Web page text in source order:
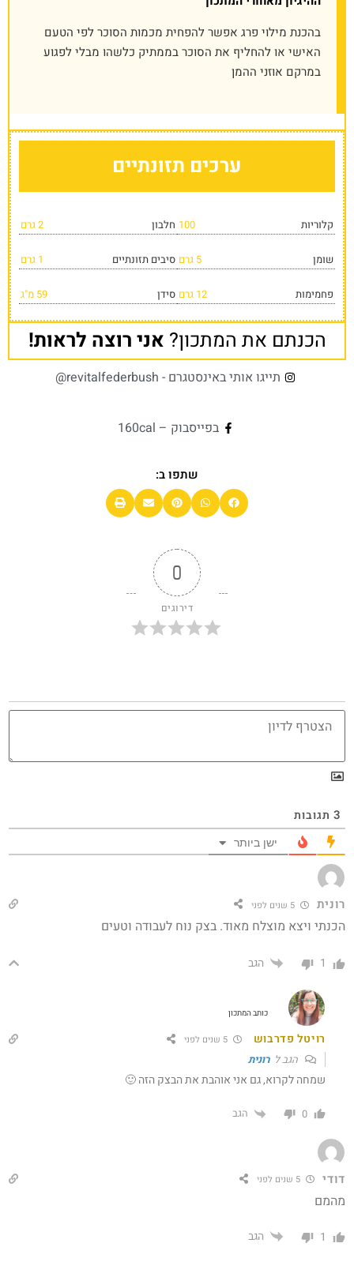
בהכנת מילוי פרג אפשר להפחית מכמות הסוכר לפי הטעם
האישי או להחליף את הסוכר בממתיק כלשהו מבלי לפגוע
במרקם אוזני ההמן
ערכים תזונתיים
קלוריות 100
שומן 5 גרם
פחמימות 12 גרם
חלבון 2 גרם
סיבים תזונתיים 1 גרם
סידן 59 מ"ג
הכנתם את המתכון? אני רוצה לראות!
תייגו אותי באינסטגרם - revitalfederbush@
בפייסבוק – 160cal
שתפו ב:
0
דירוגים
3 תגובות
ישן ביותר
רונית 5 שנים לפני
הכנתי ויצא מוצלח מאוד. בצק נוח לעבודה וטעים
1 הגב
כותב המתכון
רויטל פדרבוש 5 שנים לפני
הגב לרונית
שמחה לקרוא, גם אני אוהבת את הבצק הזה 🙂
0 הגב
דודי
מהמם
1 הגב